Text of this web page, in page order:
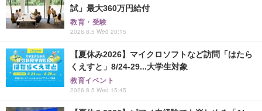
試」最大360万円給付
教育・受験
2026.8.5 Wed 20:15
【夏休み2026】マイクロソフトなど訪問「はたら
くえすと」8/24-29...大学生対象
教育イベント
2026.8.5 Wed 15:45